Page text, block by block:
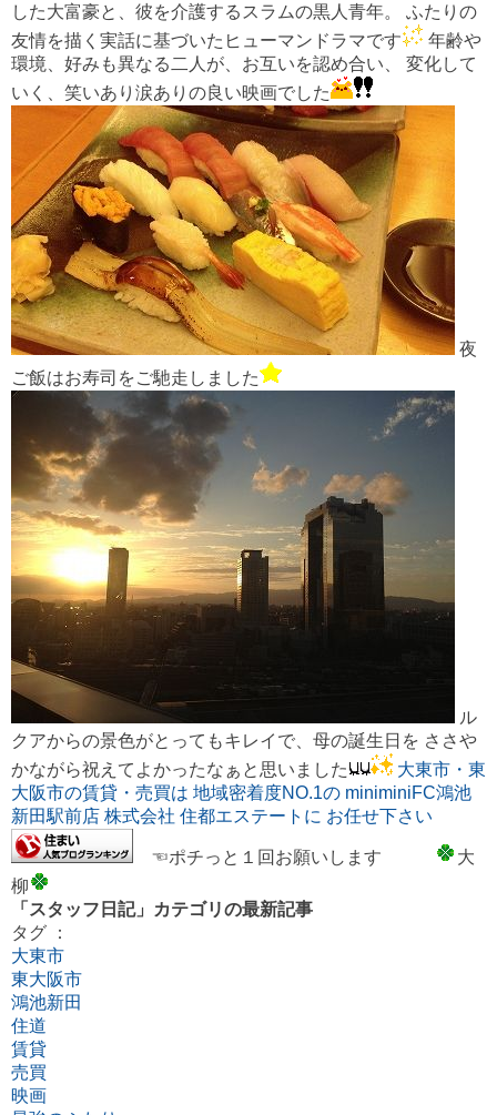
した大富豪と、彼を介護するスラムの黒人青年。 ふたりの
友情を描く実話に基づいたヒューマンドラマです
年齢や
環境、好みも異なる二人が、お互いを認め合い、 変化して
いく、笑いあり涙ありの良い映画でした
夜
ご飯はお寿司をご馳走しました
ル
クアからの景色がとってもキレイで、母の誕生日を ささや
かながら祝えてよかったなぁと思いました
大東市・東
大阪市の賃貸・売買は 地域密着度NO.1の miniminiFC鴻池
新田駅前店 株式会社 住都エステートに お任せ下さい
☜ポチっと１回お願いします
大
柳
「スタッフ日記」カテゴリの最新記事
タグ ：
大東市
東大阪市
鴻池新田
住道
賃貸
売買
映画